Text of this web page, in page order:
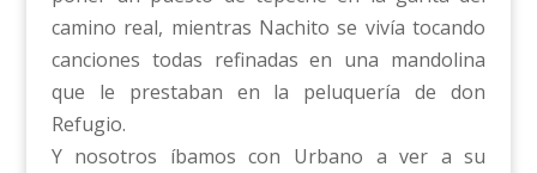
camino real, mientras Nachito se vivía tocando
canciones todas refinadas en una mandolina
que le prestaban en la peluquería de don
Refugio.
Y nosotros íbamos con Urbano a ver a su